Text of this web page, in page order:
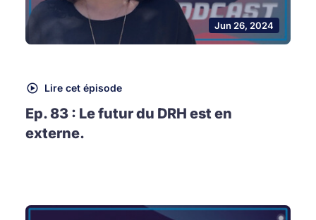
Jun 26, 2024
Lire cet épisode
Ep. 83 : Le futur du DRH est en
externe.